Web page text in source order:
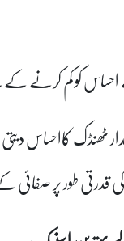
کو کم کرنے
ٹھنڈک
طور پر صفائی